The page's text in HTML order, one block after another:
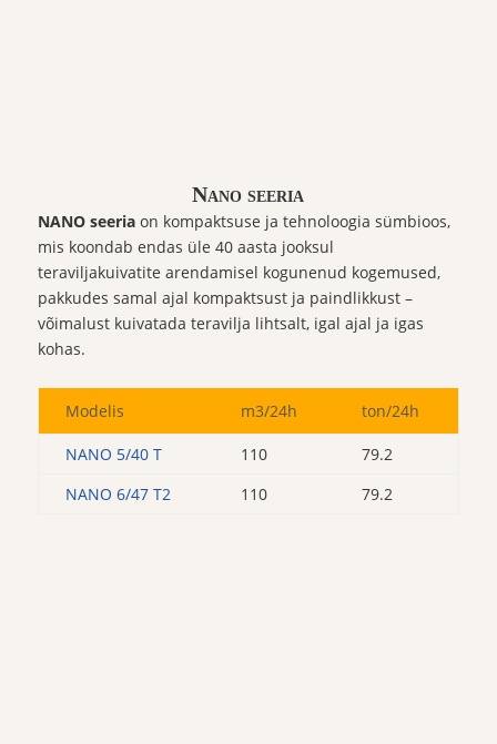
Nano seeria
NANO seeriaon kompaktsuse ja tehnoloogia sümbioos,
mis koondab endas üle 40 aasta jooksul
teraviljakuivatite arendamisel kogunenud kogemused,
pakkudes samal ajal kompaktsust ja paindlikkust –
võimalust kuivatada teravilja lihtsalt, igal ajal ja igas
kohas.
Modelis m3/24h ton/24h
NANO 5/40 T 110
79.2
NANO 6/47 T2
110 79.2